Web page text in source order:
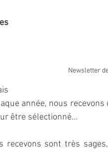
Newsletter
année, nous
être sélectionné…
recevons sont très